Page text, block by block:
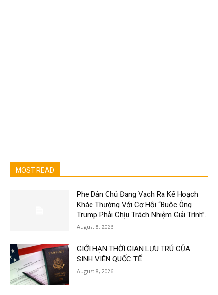
MOST READ
Phe Dân Chủ Đang Vạch Ra Kế Hoạch
Khác Thường Với Cơ Hội “Buộc Ông
Trump Phải Chịu Trách Nhiệm Giải Trình”.
August 8, 2026
GIỚI HẠN THỜI GIAN LƯU TRÚ CỦA
SINH VIÊN QUỐC TẾ
August 8, 2026